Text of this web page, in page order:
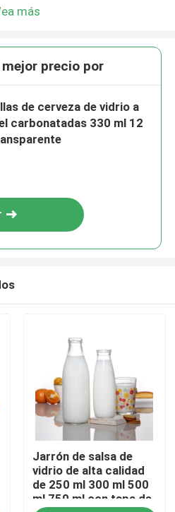
más
precio por
de cerveza de vidrio a
carbonatadas 330 ml 12
Jarrón de salsa de
vidrio de alta calidad
de 250 ml 300 ml 500
ml 750 ml con tapa de